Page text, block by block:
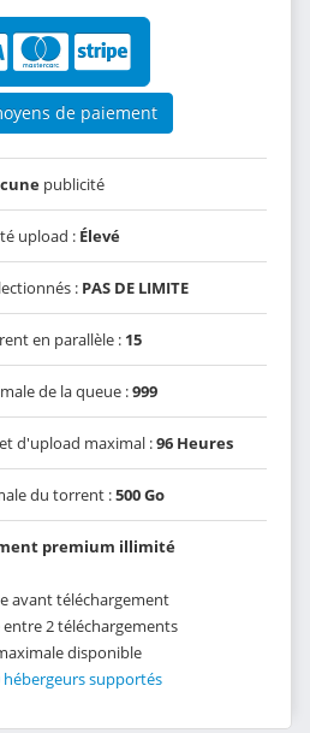
de paiement
publicité
upload : Élevé
: PAS DE LIMITE
en parallèle : 15
de la queue :999
d'upload maximal :96 Heures
du torrent :500 Go
premium illimité
avant téléchargement
2 téléchargements
disponible
hébergeurs supportés